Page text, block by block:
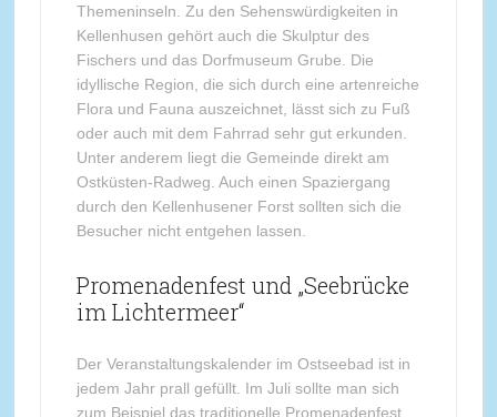
Themeninseln. Zu den Sehenswürdigkeiten in
Kellenhusen gehört auch die Skulptur des
Fischers und das Dorfmuseum Grube. Die
idyllische Region, die sich durch eine artenreiche
Flora und Fauna auszeichnet, lässt sich zu Fuß
oder auch mit dem Fahrrad sehr gut erkunden.
Unter anderem liegt die Gemeinde direkt am
Ostküsten-Radweg. Auch einen Spaziergang
durch den Kellenhusener Forst sollten sich die
Besucher nicht entgehen lassen.
Promenadenfest und „Seebrücke
im Lichtermeer“
Der Veranstaltungskalender im Ostseebad ist in
jedem Jahr prall gefüllt. Im Juli sollte man sich
zum Beispiel das traditionelle Promenadenfest